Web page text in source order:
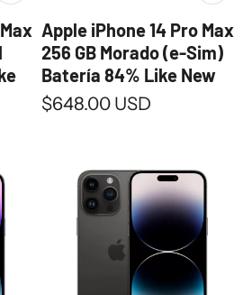
Apple iPhone 14 Pro Max
256 GB Morado (e-Sim)
Batería 84% Like New
Precio normal
$648.00 USD